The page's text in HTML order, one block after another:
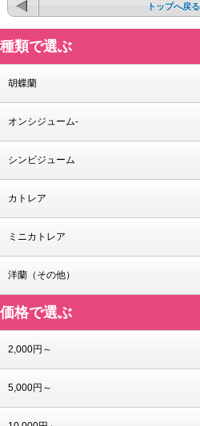
トップへ戻る
種類で選ぶ
胡蝶蘭
オンシジューム-
シンビジューム
カトレア
ミニカトレア
洋蘭（その他）
価格で選ぶ
2,000円～
5,000円～